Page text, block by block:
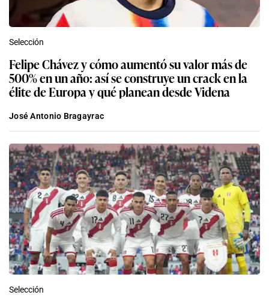
Selección
Felipe Chávez y cómo aumentó su valor más de
500% en un año: así se construye un crack en la
élite de Europa y qué planean desde Videna
José Antonio Bragayrac
Selección